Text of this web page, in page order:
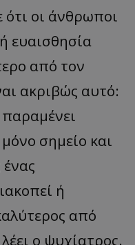
οι άνθρωποι
ευαισθησία
από τον
ακριβώς αυτό:
σημείο και
ένας
ή
από
ο ψυχίατρος.